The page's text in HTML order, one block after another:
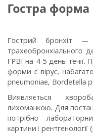
Гостра форма
Гострий бронхіт —
трахеобронхіального
ГРВІ на 4-5 день
форми є вірус,
pneumoniae, Bordetella
Виявляється
лихоманкою. Для
потрібно
картини і рентгенології